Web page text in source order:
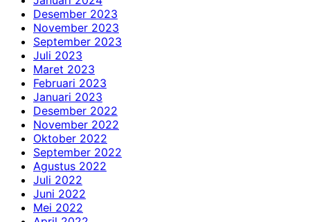
Desember 2023
November 2023
September 2023
Juli 2023
Maret 2023
Februari 2023
Januari 2023
Desember 2022
November 2022
Oktober 2022
September 2022
Agustus 2022
Juli 2022
Juni 2022
Mei 2022